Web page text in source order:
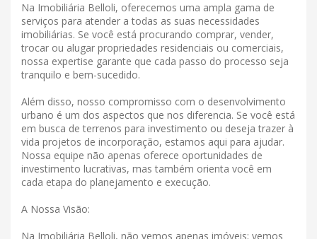
Na Imobiliária Belloli, oferecemos uma ampla gama de
serviços para atender a todas as suas necessidades
imobiliárias. Se você está procurando comprar, vender,
trocar ou alugar propriedades residenciais ou comerciais,
nossa expertise garante que cada passo do processo seja
tranquilo e bem-sucedido.
Além disso, nosso compromisso com o desenvolvimento
urbano é um dos aspectos que nos diferencia. Se você está
em busca de terrenos para investimento ou deseja trazer à
vida projetos de incorporação, estamos aqui para ajudar.
Nossa equipe não apenas oferece oportunidades de
investimento lucrativas, mas também orienta você em
cada etapa do planejamento e execução.
A Nossa Visão:
Na Imobiliária Belloli, não vemos apenas imóveis; vemos